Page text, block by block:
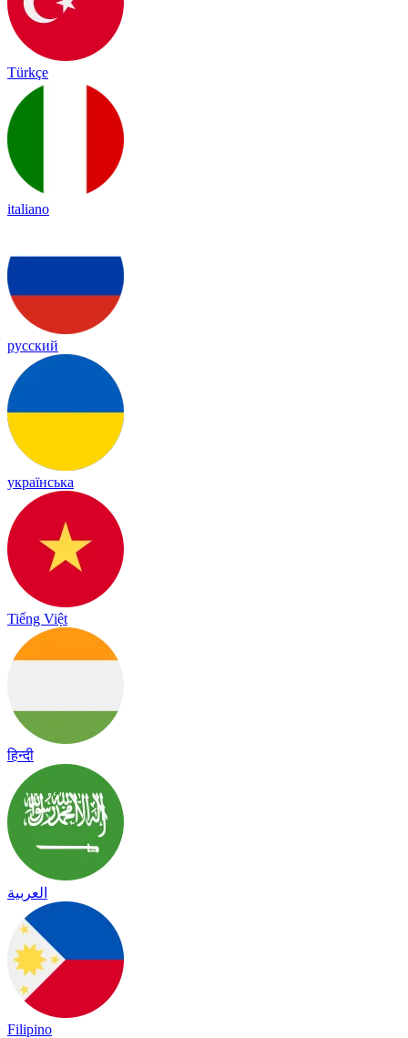
Türkçe
italiano
русский
українська
Tiếng Việt
हिन्दी
العربية
Filipino